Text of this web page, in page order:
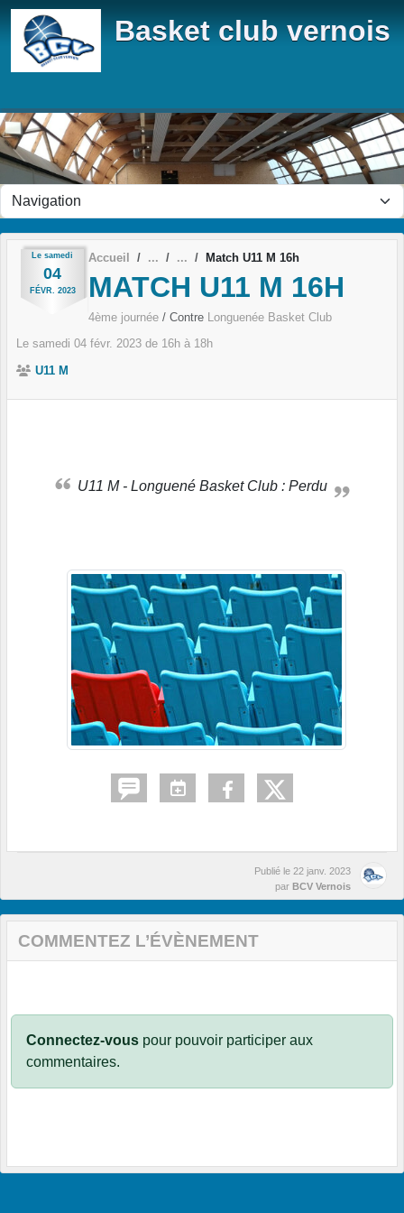
Basket club vernois
Le samedi
04
FÉVR. 2023
Accueil Match U11 M 16h
MATCH U11 M 16H
4ème journée / Contre Longuenée Basket Club
Le samedi 04 févr. 2023 de 16h à 18h
U11 M
U11 M - Longuené Basket Club : Perdu
Publié le 22 janv. 2023
par BCV Vernois
COMMENTEZ L’ÉVÈNEMENT
Connectez-vous pour pouvoir participer aux
commentaires.
Panneau de gestion des cookies